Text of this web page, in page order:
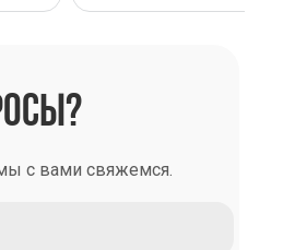
с вами свяжемся.